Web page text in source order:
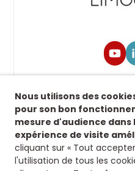
Retrouvez-nous sur
suivre
8 rue
Nous utilisons des
pour son bon
mesure d'audience
expérience de visite
cliquant sur « Tout
l'utilisation de tous les